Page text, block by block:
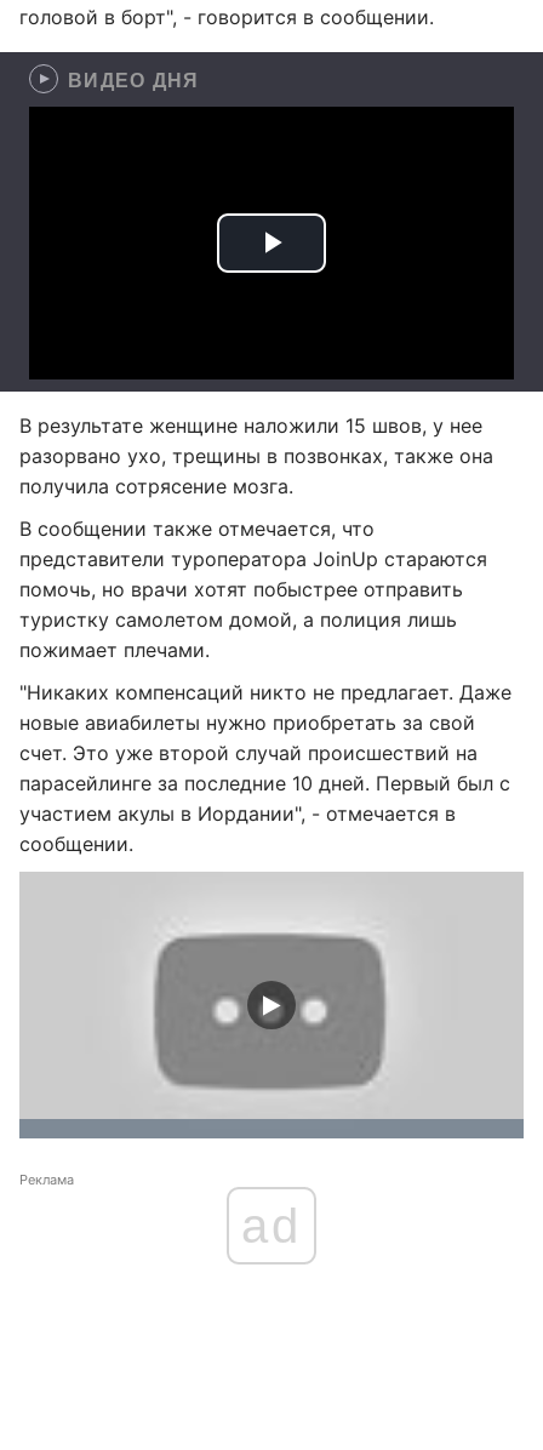
головой в борт", - говорится в сообщении.
ВИДЕО ДНЯ
В результате женщине наложили 15 швов, у нее
разорвано ухо, трещины в позвонках, также она
получила сотрясение мозга.
В сообщении также отмечается, что
представители туроператора JoinUp стараются
помочь, но врачи хотят побыстрее отправить
туристку самолетом домой, а полиция лишь
пожимает плечами.
"Никаких компенсаций никто не предлагает. Даже
новые авиабилеты нужно приобретать за свой
счет. Это уже второй случай происшествий на
парасейлинге за последние 10 дней. Первый был с
участием акулы в Иордании", - отмечается в
сообщении.
Реклама
ad